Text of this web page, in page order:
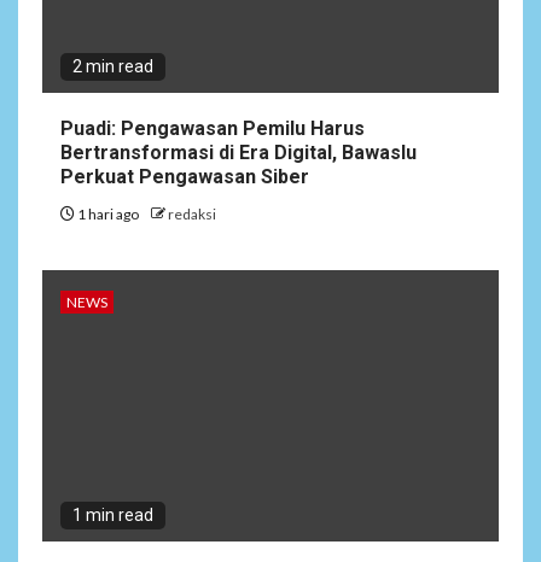
2 min read
Puadi: Pengawasan Pemilu Harus
Bertransformasi di Era Digital, Bawaslu
Perkuat Pengawasan Siber
1 hari ago redaksi
NEWS
1 min read